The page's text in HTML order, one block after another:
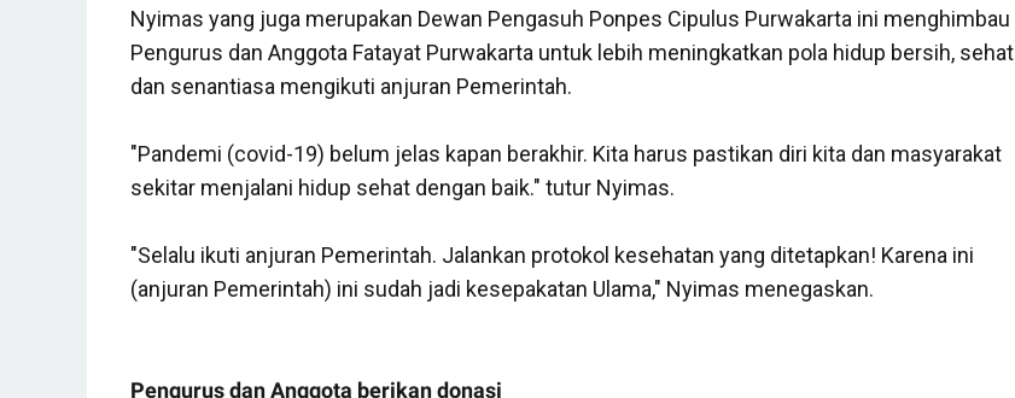
Nyimas yang juga merupakan Dewan Pengasuh Ponpes Cipulus Purwakarta ini menghimbau
Pengurus dan Anggota Fatayat Purwakarta untuk lebih meningkatkan pola hidup bersih, sehat
dan senantiasa mengikuti anjuran Pemerintah.
"Pandemi (covid-19) belum jelas kapan berakhir. Kita harus pastikan diri kita dan masyarakat
sekitar menjalani hidup sehat dengan baik." tutur Nyimas.
"Selalu ikuti anjuran Pemerintah. Jalankan protokol kesehatan yang ditetapkan! Karena ini
(anjuran Pemerintah) ini sudah jadi kesepakatan Ulama," Nyimas menegaskan.
Pengurus dan Anggota berikan donasi